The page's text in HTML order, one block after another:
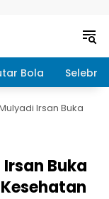
Bola
Irsan Buka
Buka